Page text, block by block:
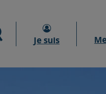
Moteur de recherche
Je suis